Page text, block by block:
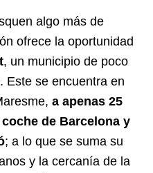
algo más de
ofrece la oportunidad
, un municipio de poco
Este se encuentra en
a apenas 25
de Barcelona y
; a lo que se suma su
y la cercanía de la